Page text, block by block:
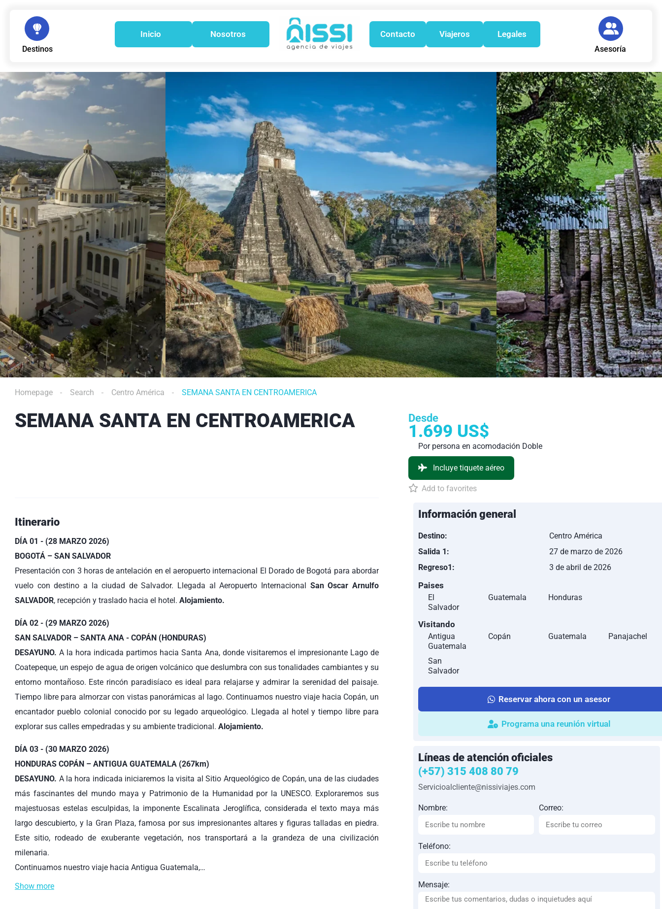
Destinos
Inicio Nosotros Contacto Viajeros Legales
Asesoría
Homepage Search Centro América SEMANA SANTA EN CENTROAMERICA
SEMANA SANTA EN CENTROAMERICA Desde
1.699 US$
Por persona en acomodación Doble
Incluye tiquete aéreo
Add to favorites
Itinerario
DÍA 01 - (28 MARZO 2026)
BOGOTÁ – SAN SALVADOR
Presentación con 3 horas de antelación en el aeropuerto internacional El Dorado de Bogotá para abordar
vuelo con destino a la ciudad de Salvador. Llegada al Aeropuerto Internacional San Oscar Arnulfo
SALVADOR, recepción y traslado hacia el hotel. Alojamiento.
DÍA 02 - (29 MARZO 2026)
SAN SALVADOR – SANTA ANA - COPÁN (HONDURAS)
DESAYUNO. A la hora indicada partimos hacia Santa Ana, donde visitaremos el impresionante Lago de
Coatepeque, un espejo de agua de origen volcánico que deslumbra con sus tonalidades cambiantes y su
entorno montañoso. Este rincón paradisíaco es ideal para relajarse y admirar la serenidad del paisaje.
Tiempo libre para almorzar con vistas panorámicas al lago. Continuamos nuestro viaje hacia Copán, un
encantador pueblo colonial conocido por su legado arqueológico. Llegada al hotel y tiempo libre para
explorar sus calles empedradas y su ambiente tradicional. Alojamiento.
DÍA 03 - (30 MARZO 2026)
HONDURAS COPÁN – ANTIGUA GUATEMALA (267km)
DESAYUNO. A la hora indicada iniciaremos la visita al Sitio Arqueológico de Copán, una de las ciudades
más fascinantes del mundo maya y Patrimonio de la Humanidad por la UNESCO. Exploraremos sus
majestuosas estelas esculpidas, la imponente Escalinata Jeroglífica, considerada el texto maya más
largo descubierto, y la Gran Plaza, famosa por sus impresionantes altares y figuras talladas en piedra.
Este sitio, rodeado de exuberante vegetación, nos transportará a la grandeza de una civilización
milenaria.
Continuamos nuestro viaje hacia Antigua Guatemala,…
Show more
Información general
Destino:
Centro América
Salida 1:
27 de marzo de 2026
Regreso1:
3 de abril de 2026
Paises
El
Salvador
Guatemala Honduras
Visitando
Antigua
Guatemala
Copán Guatemala Panajachel
San
Salvador
Reservar ahora con un asesor
Programa una reunión virtual
Líneas de atención oficiales
(+57) 315 408 80 79
Servicioalcliente@nissiviajes.com
Nombre: Correo:
Teléfono:
Mensaje: